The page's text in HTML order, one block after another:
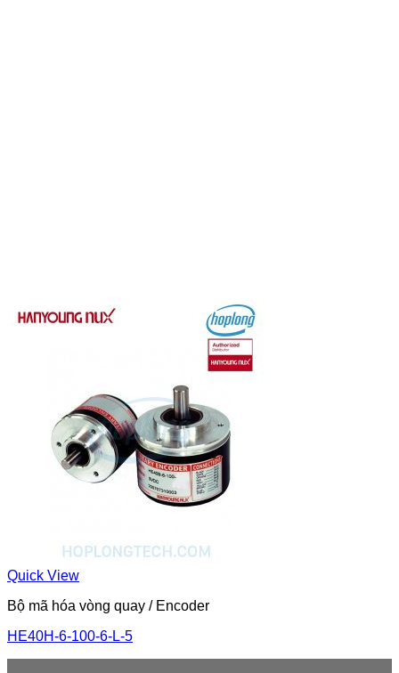
Quick View
Bộ mã hóa vòng quay / Encoder
HE40H-6-100-6-L-5